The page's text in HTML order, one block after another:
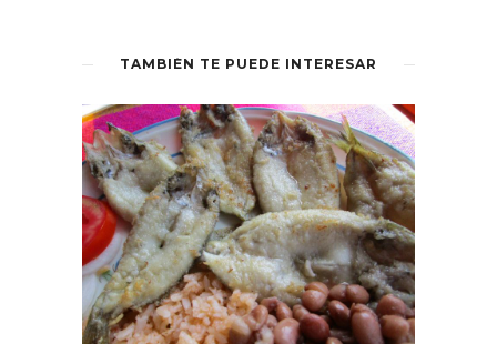
TAMBIÉN TE PUEDE INTERESAR